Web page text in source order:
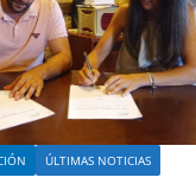
ÚLTIMAS NOTICIAS